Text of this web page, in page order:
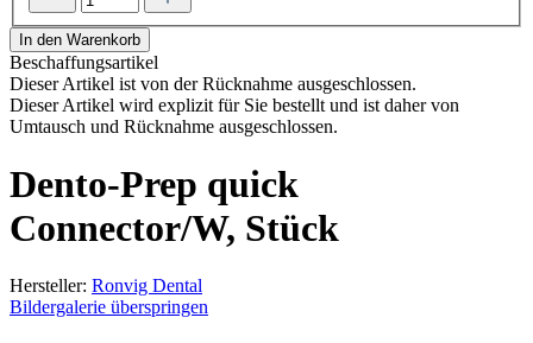
In den Warenkorb
Beschaffungsartikel
Dieser Artikel ist von der Rücknahme ausgeschlossen.
Dieser Artikel wird explizit für Sie bestellt und ist daher von
Umtausch und Rücknahme ausgeschlossen.
Dento-Prep quick
Connector/W, Stück
Hersteller: Ronvig Dental
Bildergalerie überspringen